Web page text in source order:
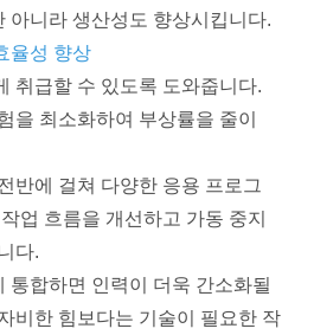
아니라 생산성도 향상시킵니다.
율성 향상
취급할 수 있도록 도와줍니다.
을 최소화하여 부상률을 줄이
반에 걸쳐 다양한 응용 프로그
업 흐름을 개선하고 가동 중지
다.
통합하면 인력이 더욱 간소화될
비한 힘보다는 기술이 필요한 작